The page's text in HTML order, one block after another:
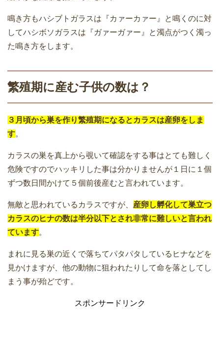
鳴き方もハシブトガラスは『カァーカァー』と鳴くのに対
してハシボソガラスは『ガァーガァー』と濁点がつく濁っ
た鳴き方をします。
繁殖期に産む子供の数は？
３月頃から巣を作り繁殖期になるとカラスは産卵をしま
す。
カラスの巣を真上から覗いて確認をする事はとても難しく
危険ですのでハッキリした事は分かりませんが１日に１個
ずつ数日間かけて５個前後産むと言われています。
無敵と思われているカラスですが、 産卵し孵化して巣立つ
カラスのヒナの数は半分以下とされ非常に難しいと言われ
ています。
まれに見る巣の近くで落ちてパタパタしているヒナなどを
見かけますが、他の動物に狙われたりして命を落としてし
まう事が殆どです。
スポンサードリンク